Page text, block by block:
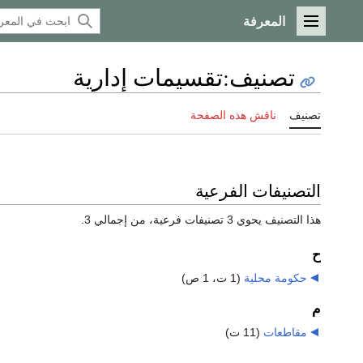
القائمة الرئيسية
المعرفة
تصنيف:تقسيمات إدارية
تصنيف ناقش هذه الصفحة
التصنيفات الفرعية
هذا التصنيف يحوي 3 تصنيفات فرعية، من إجمالي 3.
ح
حكومة محلية (1 ت، 1 ص)
م
مقاطعات (11 ت)